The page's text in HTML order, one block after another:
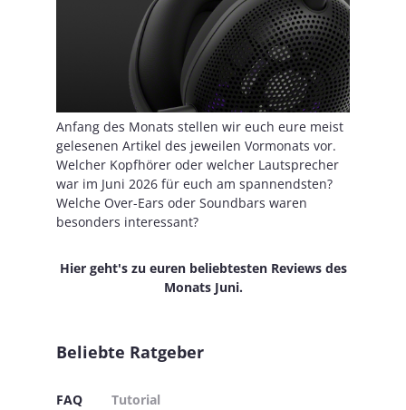
Anfang des Monats stellen wir euch eure meist
gelesenen Artikel des jeweilen Vormonats vor.
Welcher Kopfhörer oder welcher Lautsprecher
war im Juni 2026 für euch am spannendsten?
Welche Over-Ears oder Soundbars waren
besonders interessant?
Hier geht's zu euren beliebtesten Reviews des
Monats Juni.
Beliebte Ratgeber
FAQ Tutorial